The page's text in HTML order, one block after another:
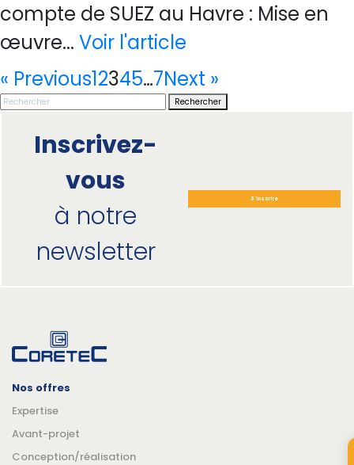
compte de SUEZ au Havre : Mise en
œuvre... Voir l'article
« Previous12345…7Next »
Rechercher
Inscrivez-
vous
à notre
newsletter
S'inscrire
Nos offres
Expertise
Avant-projet
Conception/réalisation